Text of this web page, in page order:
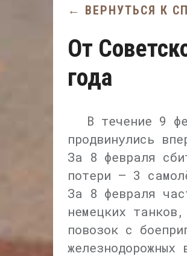
← ВЕРНУТЬСЯ К
От
года
В течение 9
продвинулись
За 8 февраля
потери — 3
За 8 февраля
немецких
повозок с